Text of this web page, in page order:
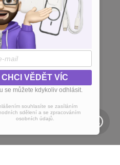
se k nám na sítích
CHCI VĚDĚT VÍC
se můžete kdykoliv odhlásit.
souhlasíte se zasíláním
sdělení a se zpracováním
osobních údajů.